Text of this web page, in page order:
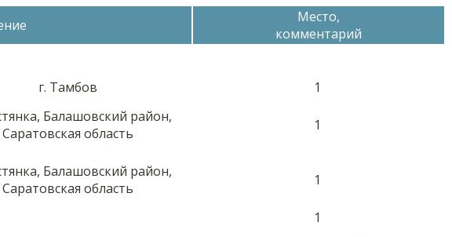
Место,
комментарий
г. Тамбов 1
Балашовский район,
Саратовская область
1
Балашовский район,
Саратовская область
1
1